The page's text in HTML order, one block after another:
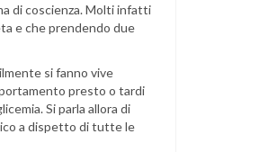
di coscienza. Molti infatti
e che prendendo due
si fanno vive
presto o tardi
Si parla allora di
a dispetto di tutte le